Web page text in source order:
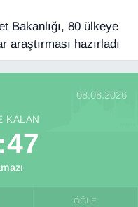
araştırması hazırladı
08.08.2026
KALAN
ÖĞLE